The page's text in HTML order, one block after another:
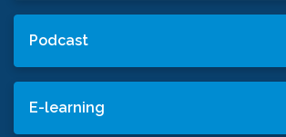
Podcast
E-learning